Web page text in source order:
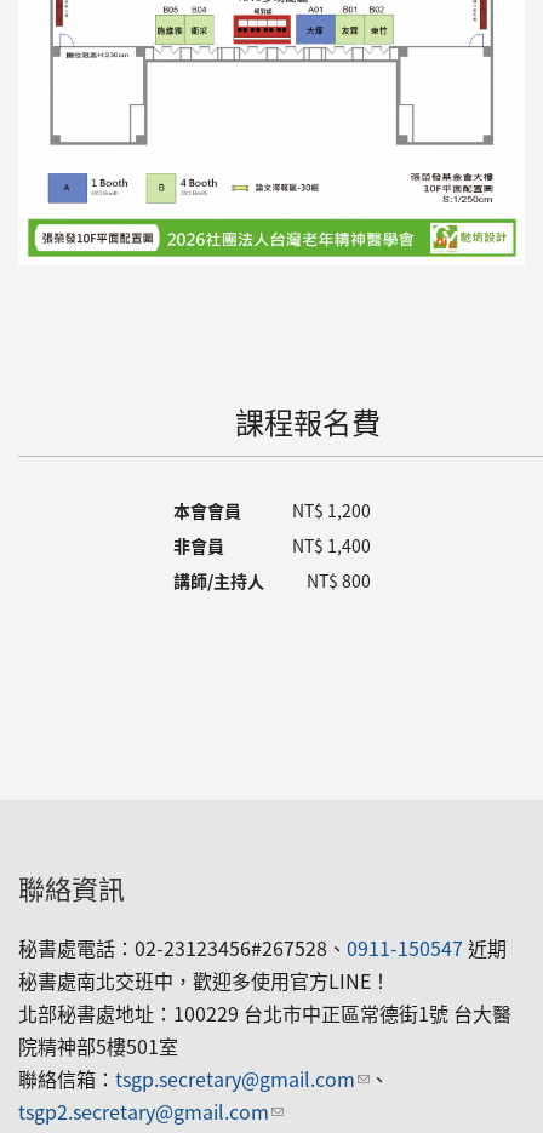
課程報名費
本會會員
NT$ 1,200
非會員
NT$ 1,400
講師/主持人
NT$ 800
聯絡資訊
秘書處電話：02-23123456#267528、 0911-150547近期
秘書處南北交班中，歡迎多使用官方LINE！
北部秘書處地址：100229 台北市中正區常德街1號 台大醫
院精神部5樓501室
聯絡信箱： tsgp.secretary@gmail.com(link sends e-mail)
、
tsgp2.secretary@gmail.com(link sends e-mail)